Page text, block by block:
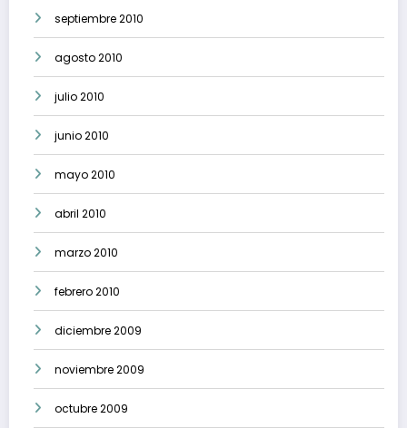
septiembre 2010
agosto 2010
julio 2010
junio 2010
mayo 2010
abril 2010
marzo 2010
febrero 2010
diciembre 2009
noviembre 2009
octubre 2009